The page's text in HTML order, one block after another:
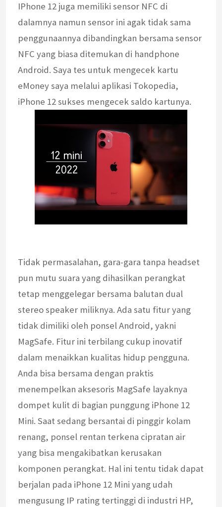
IPhone 12 juga memiliki sensor NFC di
dalamnya namun sensor ini agak tidak sama
penggunaannya dibandingkan bersama sensor
NFC yang biasa ditemukan di handphone
Android. Saya tes untuk mengecek kartu
eMoney saya melalui aplikasi Tokopedia,
iPhone 12 sukses mengecek saldo kartunya.
Tidak permasalahan, gara-gara tanpa headset
pun mutu suara yang dihasilkan perangkat
tetap menggelegar bersama balutan dual
stereo speaker miliknya. Ada satu fitur yang
tidak dimiliki oleh ponsel Android, yakni
MagSafe. Fitur ini terbilang cukup inovatif
dalam menaikkan kualitas hidup pengguna.
Anda bisa bersama dengan praktis
menempelkan aksesoris MagSafe layaknya
dompet kulit di bagian punggung iPhone 12
Mini. Saat sedang bersantai di pinggir kolam
renang, ponsel rentan terkena cipratan air
yang bisa mengakibatkan kerusakan
komponen perangkat. Hal ini tentu tidak dapat
berjalan pada iPhone 12 Mini yang udah
mengusung IP rating tertinggi di industri HP,